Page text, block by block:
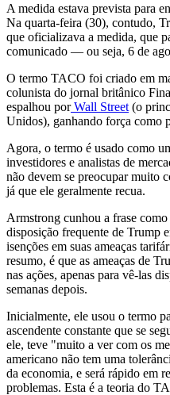
A medida estava prevista para
Na quarta-feira (30), contudo,
que oficializava a medida, que
comunicado — ou seja, 6 de
O termo TACO foi criado em
colunista do jornal britânico
espalhou porWall Street (o
Unidos), ganhando força como
Agora, o termo é usado como
investidores e analistas de
não devem se preocupar muito
já que ele geralmente recua.
Armstrong cunhou a frase
disposição frequente de Trump
isenções em suas ameaças
resumo, é que as ameaças de
nas ações, apenas para vê-las
semanas depois.
Inicialmente, ele usou o termo
ascendente constante que se
ele, teve "muito a ver com os
americano não tem uma
da economia, e será rápido em
problemas. Esta é a teoria do